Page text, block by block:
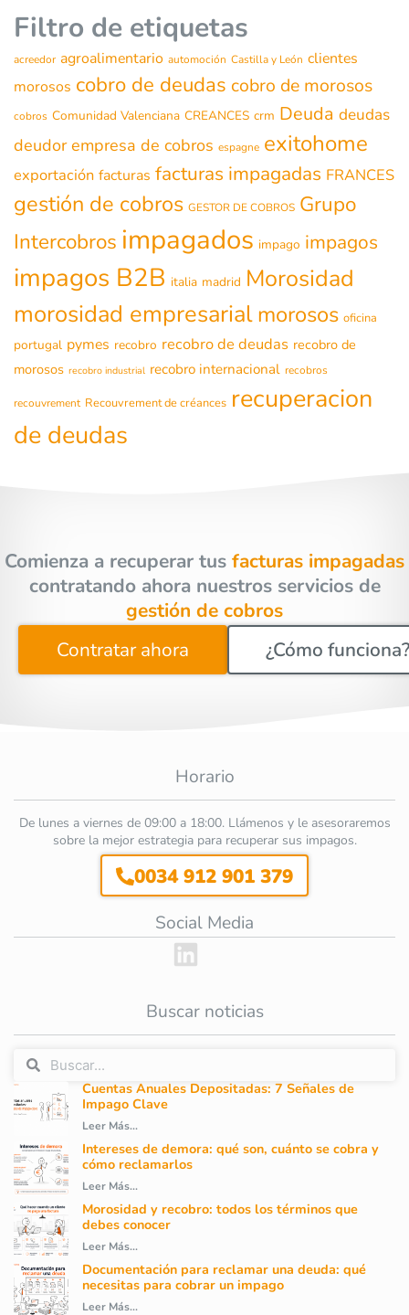
Filtro de etiquetas
acreedor agroalimentario automoción Castilla y León clientes
morosos cobro de deudas cobro de morosos
cobros Comunidad Valenciana CREANCES crm Deuda deudas
deudor empresa de cobros espagne exitohome
exportación facturas facturas impagadas FRANCES
gestión de cobros GESTOR DE COBROS Grupo
Intercobros impagados impago impagos
impagos B2B italia madrid Morosidad
morosidad empresarialmorosos oficina
portugal pymes recobro recobro de deudas recobro de
morosos recobro industrial recobro internacional recobros
recouvrement Recouvrement de créances recuperacion
de deudas
Comienza a recuperar tus facturas impagadas
contratando ahora nuestros servicios de
gestión de cobros
Contratar ahora
¿Cómo funciona?
Horario
De lunes a viernes de 09:00 a 18:00. Llámenos y le asesoraremos
sobre la mejor estrategia para recuperar sus impagos.
0034 912 901 379
Social Media
Buscar noticias
Cuentas Anuales Depositadas: 7 Señales de
Impago Clave
Leer Más...
Intereses de demora: qué son, cuánto se cobra y
cómo reclamarlos
Leer Más...
Morosidad y recobro: todos los términos que
debes conocer
Leer Más...
Documentación para reclamar una deuda: qué
necesitas para cobrar un impago
Leer Más...